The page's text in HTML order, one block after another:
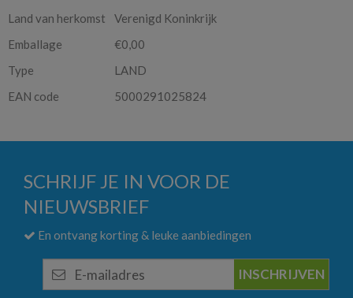
Land van herkomst
Verenigd Koninkrijk
Emballage
€0,00
Type
LAND
EAN code
5000291025824
SCHRIJF JE IN VOOR DE
NIEUWSBRIEF
En ontvang korting & leuke aanbiedingen
mailadres